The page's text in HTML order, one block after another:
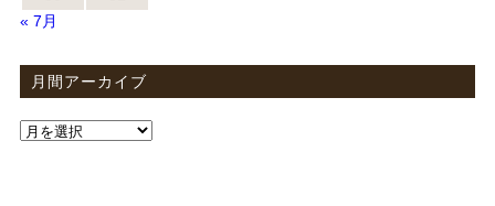
« 7月
月間アーカイブ